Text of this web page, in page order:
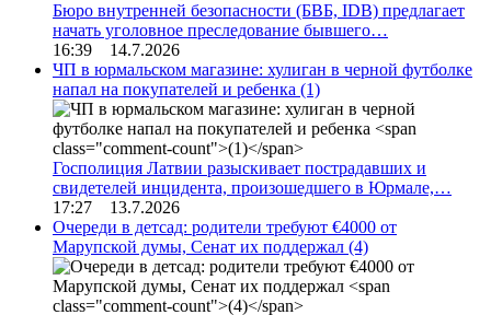
Бюро внутренней безопасности (БВБ, IDB) предлагает
начать уголовное преследование бывшего…
16:39 14.7.2026
ЧП в юрмальском магазине: хулиган в черной футболке
напал на покупателей и ребенка (1)
Госполиция Латвии разыскивает пострадавших и
свидетелей инцидента, произошедшего в Юрмале,…
17:27 13.7.2026
Очереди в детсад: родители требуют €4000 от
Марупской думы, Сенат их поддержал (4)